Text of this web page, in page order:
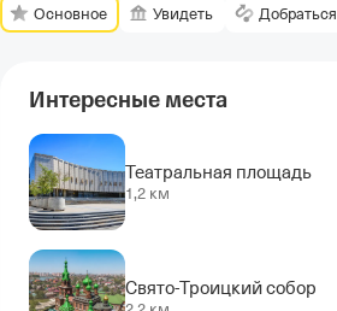
Основное Увидеть Добраться
Интересные места
Театральная площадь
1,2 км
Свято-Троицкий собор